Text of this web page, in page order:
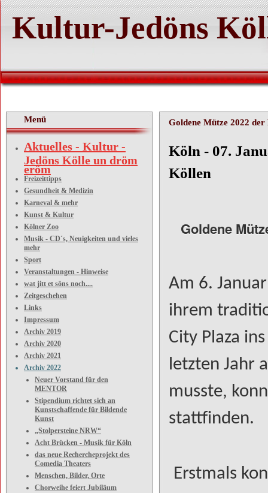
Kultur-Jedöns
Menü
Aktuelles - Kultur -
Jedöns Kölle un dröm
eröm
Freizeittipps
Gesundheit & Medizin
Karneval & mehr
Kunst & Kultur
Kölner Zoo
Musik - CD´s, Neuigkeiten und vieles
mehr
Sport
Veranstaltungen - Hinweise
wat jitt et söns noch....
Zeitgeschehen
Links
Impressum
Archiv 2019
Archiv 2020
Archiv 2021
Archiv 2022
Neuer Vorstand für den
MENTOR
Stipendium richtet sich an
Kunstschaffende für Bildende
Kunst
„Stolpersteine NRW“
Acht Brücken - Musik für Köln
das neue Rechercheprojekt des
Comedia Theaters
Menschen, Bilder, Orte
Chorweihe feiert Jubiläum
Goldene Mütze 2022
Köln -
Köllen
Goldene
Am 6.
ihrem
City Plaza
letzten Jahr
musste,
stattfinden.
Erstmals